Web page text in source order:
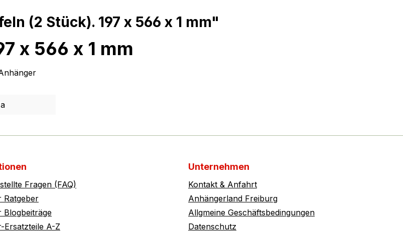
(2 Stück). 197 x 566 x 1 mm"
x 566 x 1 mm
Fragen (FAQ)
Ratgeber
Blogbeiträge
Ersatzteile A-Z
Unternehmen
Kontakt & Anfahrt
Anhängerland Freiburg
Allgmeine Geschäftsbedingungen
Datenschutz